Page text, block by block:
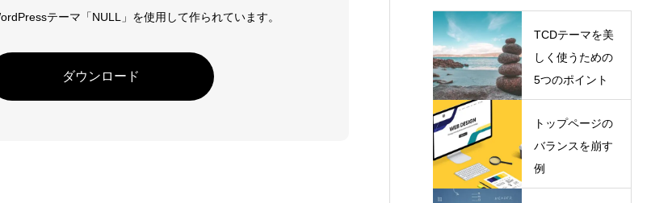
TCDテーマを美
しく使うための
5つのポイント
トップページの
バランスを崩す
例
テーマ「NULL」を使用して作られています。
ダウンロード